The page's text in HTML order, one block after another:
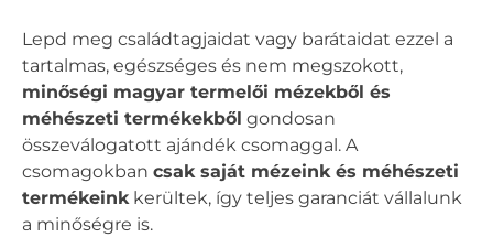
Lepd meg családtagjaidat vagy barátaidat ezzel a
tartalmas, egészséges és nem megszokott,
minőségi magyar termelői mézekből és
méhészeti termékekből gondosan
összeválogatott ajándék csomaggal. A
csomagokban csak saját mézeink és méhészeti
termékeinkkerültek, így teljes garanciát vállalunk
a minőségre is.